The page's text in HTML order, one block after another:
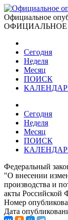
Официальное
Сегодня
Неделя
Месяц
ПОИСК
Сегодня
Неделя
Месяц
ПОИСК
Федеральный
"О внесении
производства и
акты Российской
Номер
Дата